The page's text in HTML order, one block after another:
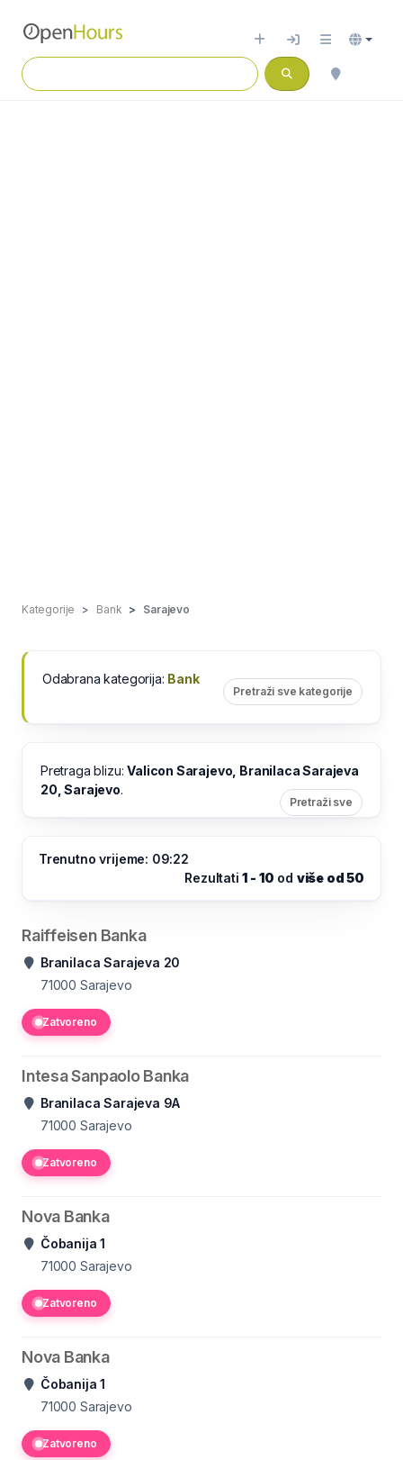
Kategorije Bank Sarajevo
Odabrana kategorija: Bank
Pretraži sve kategorije
Pretraga blizu:Valicon Sarajevo, Branilaca Sarajeva
20, Sarajevo.
Pretraži sve
Trenutno vrijeme: 09:22
Rezultati1 - 10 od više od 50
Raiffeisen Banka
Branilaca Sarajeva 20
71000 Sarajevo
Zatvoreno
Intesa Sanpaolo Banka
Branilaca Sarajeva 9A
71000 Sarajevo
Zatvoreno
Nova Banka
Čobanija 1
71000 Sarajevo
Zatvoreno
Nova Banka
Čobanija 1
71000 Sarajevo
Zatvoreno